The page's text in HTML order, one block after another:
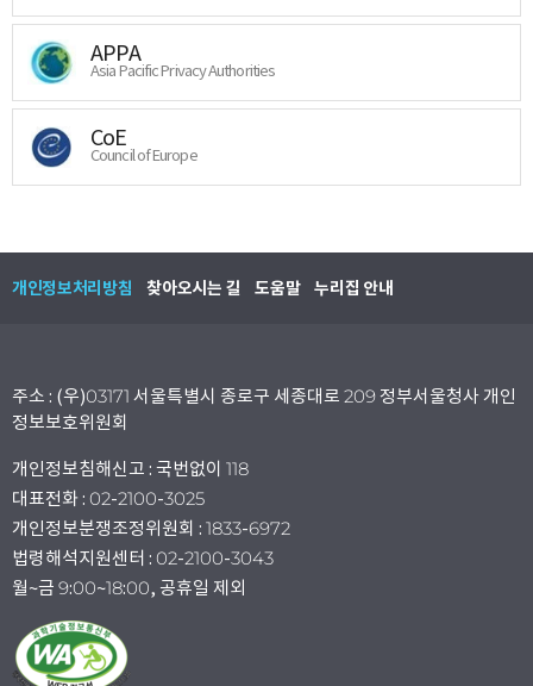
APPA
Asia Pacific Privacy Authorities
CoE
Council of Europe
개인정보처리방침 찾아오시는 길 도움말 누리집 안내
주소 : (우)03171 서울특별시 종로구 세종대로 209 정부서울청사 개인
정보보호위원회
개인정보침해신고 : 국번없이 118
대표전화 : 02-2100-3025
개인정보분쟁조정위원회 : 1833-6972
법령해석지원센터 : 02-2100-3043
월~금 9:00~18:00, 공휴일 제외